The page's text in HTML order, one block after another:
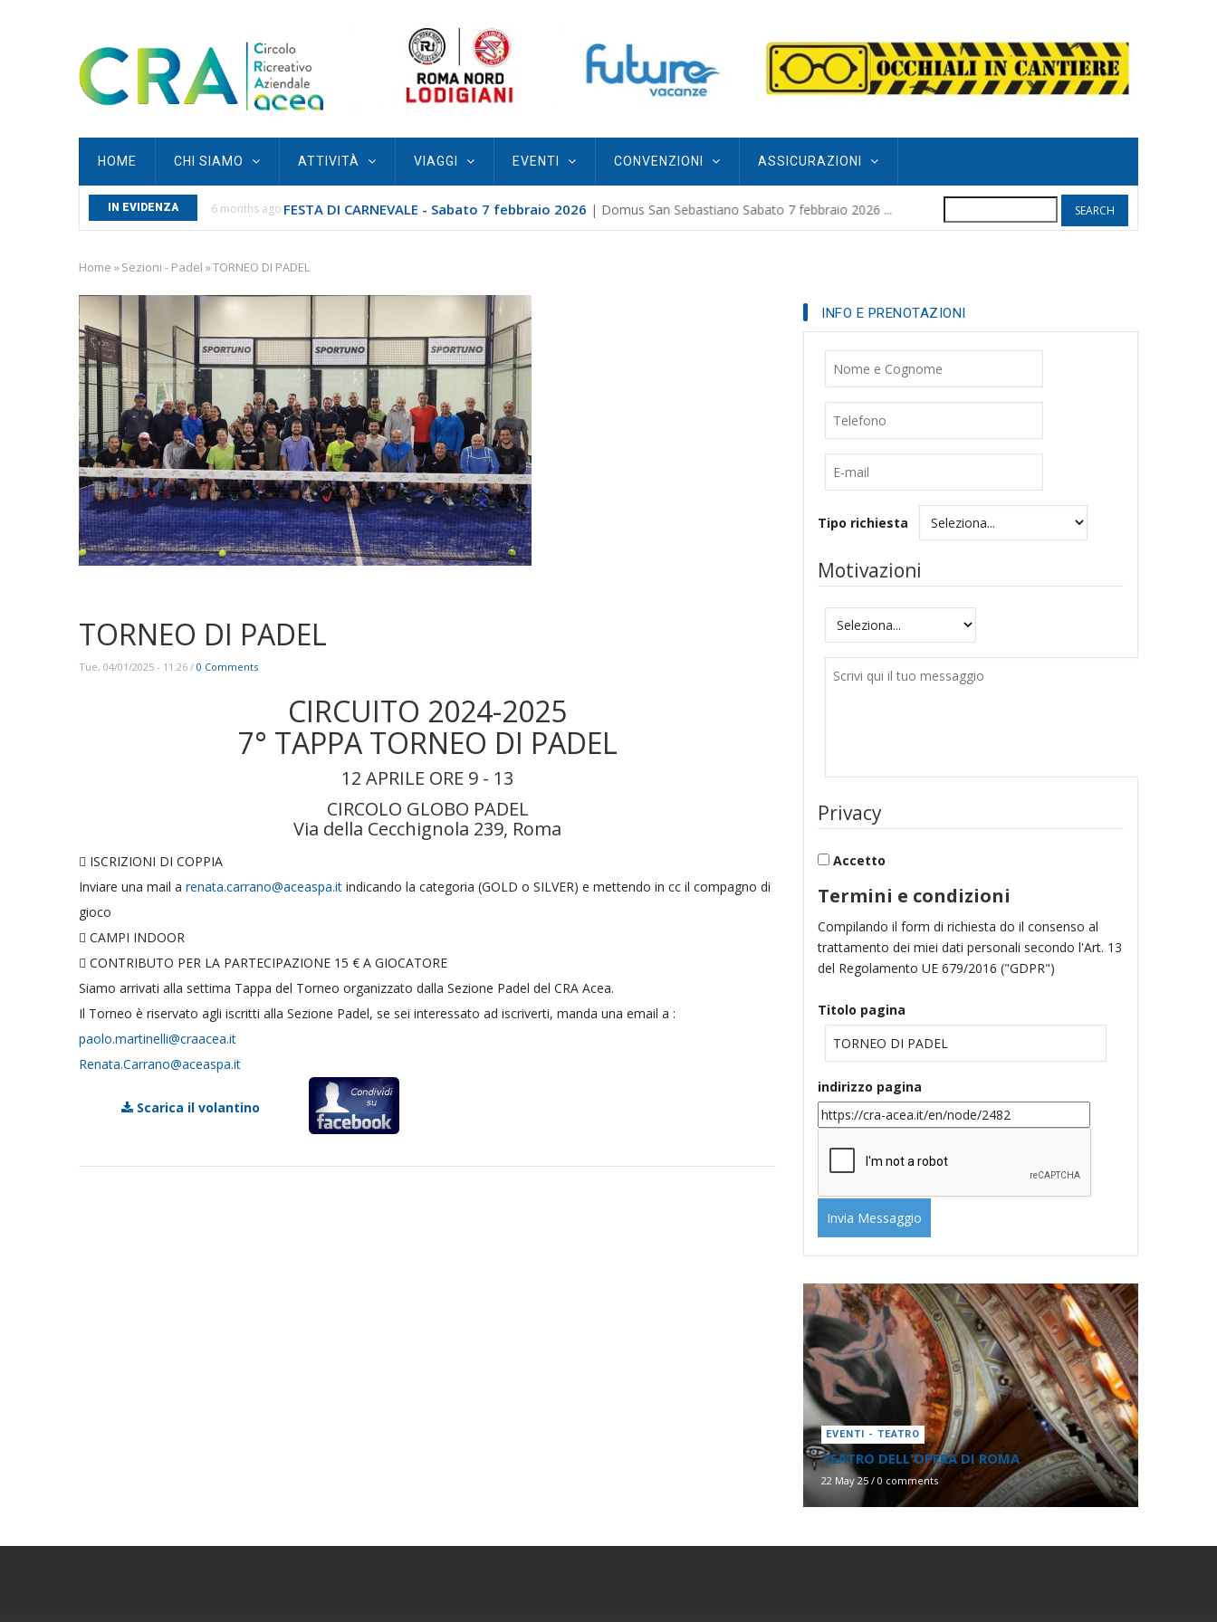
Main
navigation
HOME CHI SIAMO ATTIVITÀ VIAGGI EVENTI CONVENZIONI ASSICURAZIONI
IN EVIDENZA
SEBASTIANO... 6 months ago FESTA DI CARNEVALE - Sabato 7 febbraio 2026 | Domus San Sebastiano Sabato 7 febbraio 2026 ... 8 months agoPOGGIO GRIFO
Breadcrumb
Home »Sezioni - Padel »TORNEO DI PADEL
TORNEO DI PADEL
Tue, 04/01/2025 - 11:26 / 0 Comments
CIRCUITO 2024-2025
7° TAPPA TORNEO DI PADEL
12 APRILE ORE 9 - 13
CIRCOLO GLOBO PADEL
Via della Cecchignola 239, Roma
 ISCRIZIONI DI COPPIA
Inviare una mail a renata.carrano@aceaspa.it indicando la categoria (GOLD o SILVER) e mettendo in cc il compagno di
gioco
 CAMPI INDOOR
 CONTRIBUTO PER LA PARTECIPAZIONE 15 € A GIOCATORE
Siamo arrivati alla settima Tappa del Torneo organizzato dalla Sezione Padel del CRA Acea.
Il Torneo è riservato agli iscritti alla Sezione Padel, se sei interessato ad iscriverti, manda una email a :
paolo.martinelli@craacea.it
Renata.Carrano@aceaspa.it
Scarica il volantino
INFO E PRENOTAZIONI
Nome
Telefono
Tipo richiesta
Motivazioni
Motivazioni
Messaggio
Privacy
Accetto
Termini e condizioni
Compilando il form di richiesta do il consenso al
trattamento dei miei dati personali secondo l'Art. 13
del Regolamento UE 679/2016 ("GDPR")
Titolo pagina
indirizzo pagina
EVENTI - TEATRO
TEATRO DELL'OPERA DI ROMA
22 May 25 / 0 comments